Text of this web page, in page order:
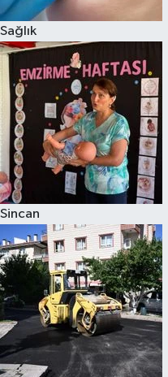
Sağlık
Sincan